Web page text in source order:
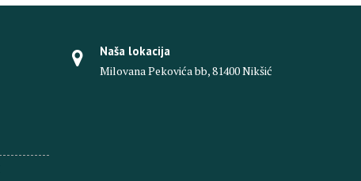
Naša lokacija
Milovana Pekovića bb, 81400 Nikšić